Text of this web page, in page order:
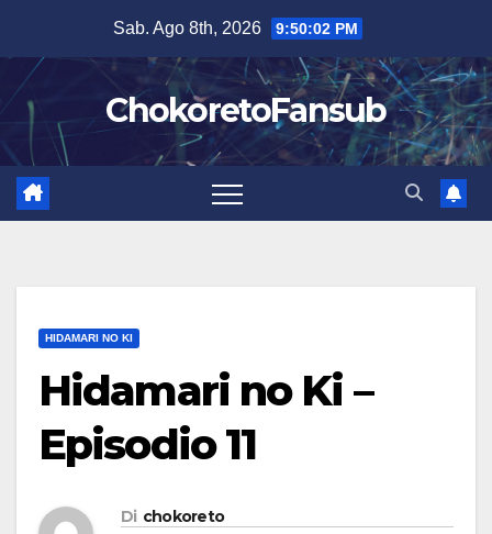
contenuto
Sab. Ago 8th, 2026 9:50:03 PM
ChokoretoFansub
HIDAMARI NO KI
Hidamari no Ki –
Episodio 11
Di chokoreto